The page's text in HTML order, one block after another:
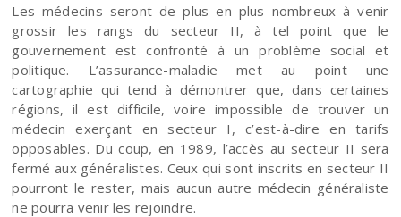
Les médecins seront de plus en plus nombreux à venir
grossir les rangs du secteur II, à tel point que le
gouvernement est confronté à un problème social et
politique. L’assurance-maladie met au point une
cartographie qui tend à démontrer que, dans certaines
régions, il est difficile, voire impossible de trouver un
médecin exerçant en secteur I, c’est-à-dire en tarifs
opposables. Du coup, en 1989, l’accès au secteur II sera
fermé aux généralistes. Ceux qui sont inscrits en secteur II
pourront le rester, mais aucun autre médecin généraliste
ne pourra venir les rejoindre.